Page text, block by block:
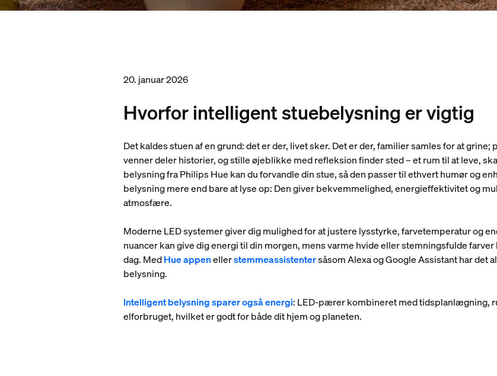
20. januar 2026
Hvorfor intelligent stuebelysning er vigtig
Det kaldes stuen af ​​en grund: det er der, livet sker. Det er der, familier samles for at grine;
venner deler historier, og stille øjeblikke med refleksion finder sted – et rum til at leve,
belysning fra Philips Hue kan du forvandle din stue, så den passer til ethvert humør og
belysning mere end bare at lyse op: Den giver bekvemmelighed, energieffektivitet og
atmosfære.
Moderne LED systemer giver dig mulighed for at justere lysstyrke, farvetemperatur og
nuancer kan give dig energi til din morgen, mens varme hvide eller stemningsfulde
dag. MedHue appenellerstemmeassistentersåsom Alexa og Google Assistant har det
belysning.
Intelligent belysning sparer også energi: LED-pærer kombineret med tidsplanlægning,
elforbruget, hvilket er godt for både dit hjem og planeten.